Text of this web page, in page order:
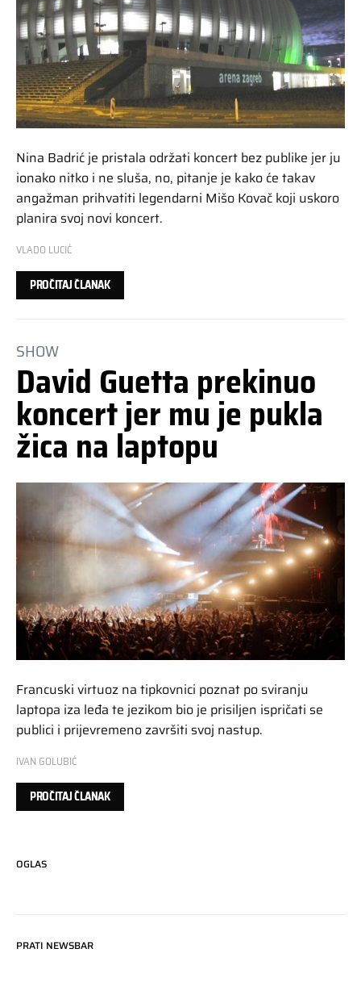
Nina Badrić je pristala održati koncert bez publike jer ju
ionako nitko i ne sluša, no, pitanje je kako će takav
angažman prihvatiti legendarni Mišo Kovač koji uskoro
planira svoj novi koncert.
VLADO LUCIĆ
PROČITAJ ČLANAK
SHOW
David Guetta prekinuo
koncert jer mu je pukla
žica na laptopu
Francuski virtuoz na tipkovnici poznat po sviranju
laptopa iza leđa te jezikom bio je prisiljen ispričati se
publici i prijevremeno završiti svoj nastup.
IVAN GOLUBIĆ
PROČITAJ ČLANAK
OGLAS
PRATI NEWSBAR